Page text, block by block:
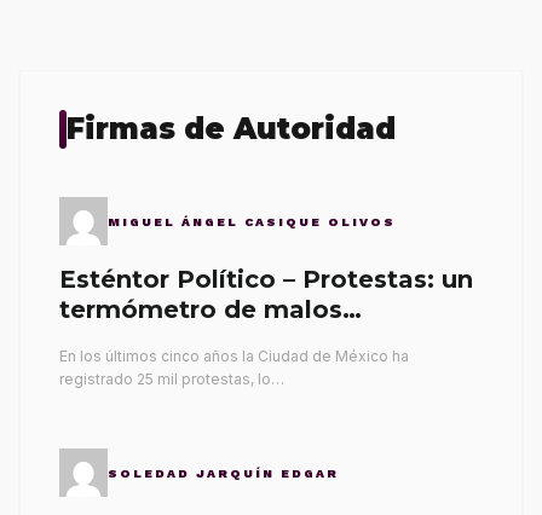
Firmas de Autoridad
MIGUEL ÁNGEL CASIQUE OLIVOS
Esténtor Político – Protestas: un
termómetro de malos
En los últimos cinco años la Ciudad de México ha
registrado 25 mil protestas, lo…
SOLEDAD JARQUÍN EDGAR